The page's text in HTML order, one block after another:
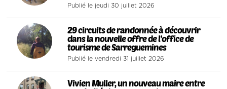
Publié le jeudi 30 juillet 2026
2
29 circuits de randonnée à découvrir
dans la nouvelle offre de l’office de
tourisme de Sarreguemines
Publié le vendredi 31 juillet 2026
Vivien Muller, un nouveau maire entre